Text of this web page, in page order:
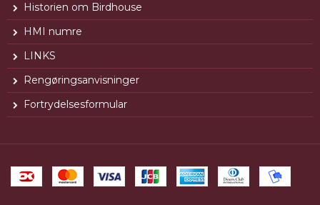
Historien om Birdhouse
HMI numre
LINKS
Rengøringsanvisninger
Fortrydelsesformular